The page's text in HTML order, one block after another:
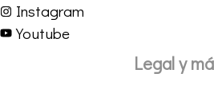
Instagram
Youtube
Legal y